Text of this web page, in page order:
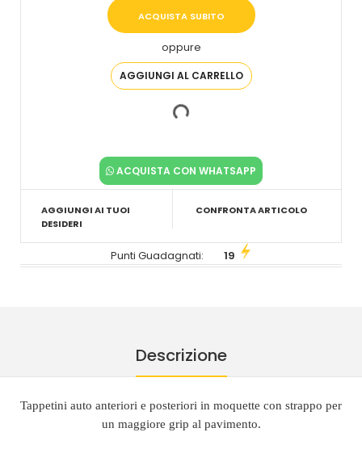
oppure
ACQUISTA CON WHATSAPP
AGGIUNGI AI TUOI
DESIDERI
CONFRONTA ARTICOLO
Punti Guadagnati: 19
Descrizione
Tappetini auto anteriori e posteriori in moquette con strappo per
un maggiore grip al pavimento.